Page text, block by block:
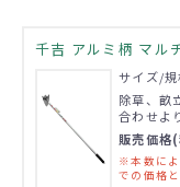
千吉 アルミ柄 マル
サイズ/
除草、畝
合わせよ
販売価
※本数に
での価格と